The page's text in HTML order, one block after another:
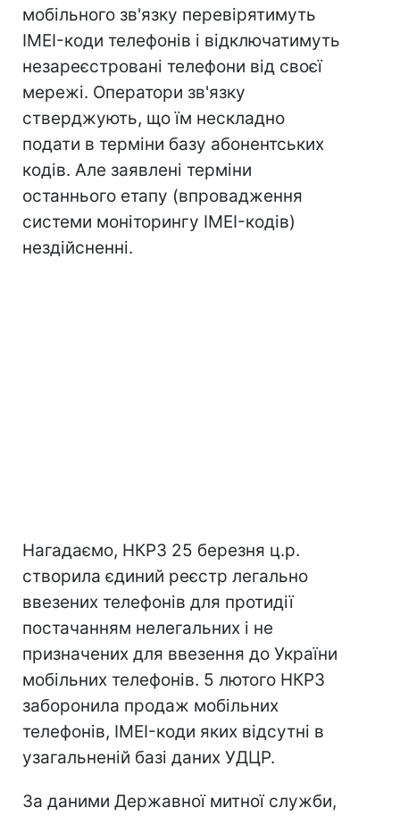
мобільного зв'язку перевірятимуть
IMEI-коди телефонів і відключатимуть
незареєстровані телефони від своєї
мережі. Оператори зв'язку
стверджують, що їм нескладно
подати в терміни базу абонентських
кодів. Але заявлені терміни
останнього етапу (впровадження
системи моніторингу IMEI-кодів)
нездійсненні.
Нагадаємо, НКРЗ 25 березня ц.р.
створила єдиний реєстр легально
ввезених телефонів для протидії
постачанням нелегальних і не
призначених для ввезення до України
мобільних телефонів. 5 лютого НКРЗ
заборонила продаж мобільних
телефонів, IMEI-коди яких відсутні в
узагальненій базі даних УДЦР.
За даними Державної митної служби,